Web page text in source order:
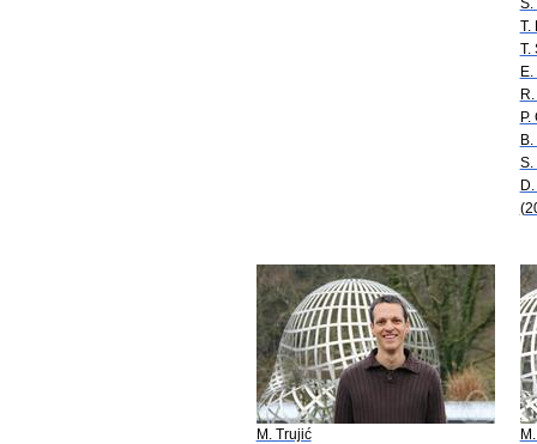
T.
T.
P.
S.
M. Trujić